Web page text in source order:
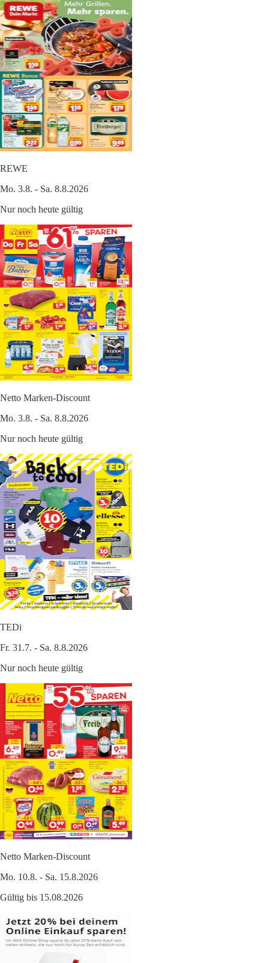
REWE
Mo. 3.8. - Sa. 8.8.2026
Nur noch heute gültig
Netto Marken-Discount
Mo. 3.8. - Sa. 8.8.2026
Nur noch heute gültig
TEDi
Fr. 31.7. - Sa. 8.8.2026
Nur noch heute gültig
Netto Marken-Discount
Mo. 10.8. - Sa. 15.8.2026
Gültig bis 15.08.2026